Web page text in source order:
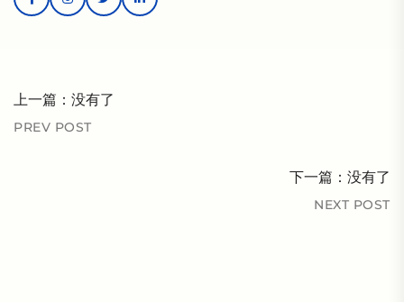
上一篇：没有了
PREV POST
下一篇：没有了
NEXT POST